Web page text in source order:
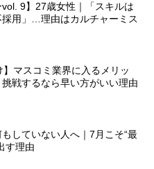
vol. 9】27歳女性｜「スキルは
用」…理由はカルチャーミス
】マスコミ業界に入るメリッ
挑戦するなら早い方がいい理由
していない人へ｜7月こそ“最
す理由